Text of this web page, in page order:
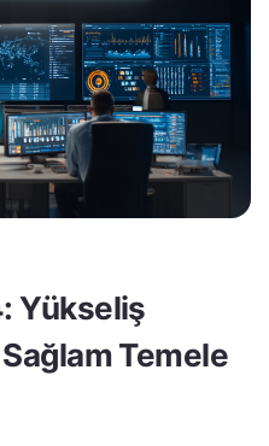
Yükseliş
Temele